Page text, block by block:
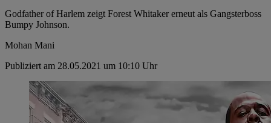
Godfather of Harlem zeigt Forest Whitaker erneut als Gangsterboss
Bumpy Johnson.
Mohan Mani
Publiziert am 28.05.2021 um 10:10 Uhr